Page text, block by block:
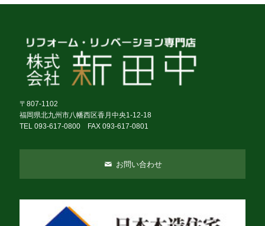
〒807-1102
福岡県北九州市八幡西区香月中央1-12-18
TEL 093-617-0800 FAX 093-617-0801
お問い合わせ